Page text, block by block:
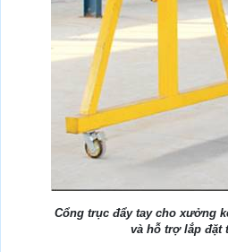
Cổng trục đẩy tay cho xưởng
và hỗ trợ lắp đặt